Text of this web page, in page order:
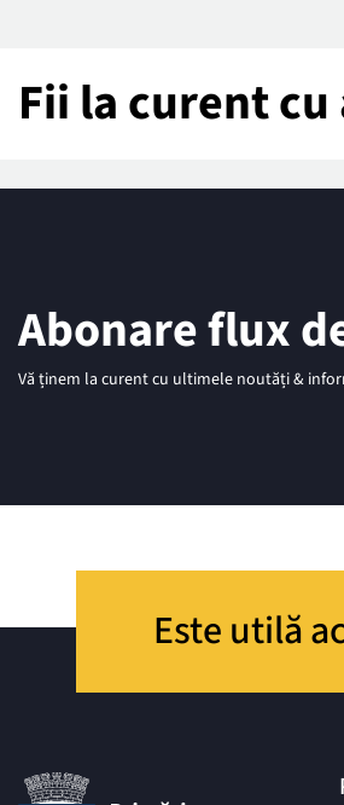
Fii la curent
Abonare flux
Vă ținem la curent cu ultimele noutăți &
Este utilă